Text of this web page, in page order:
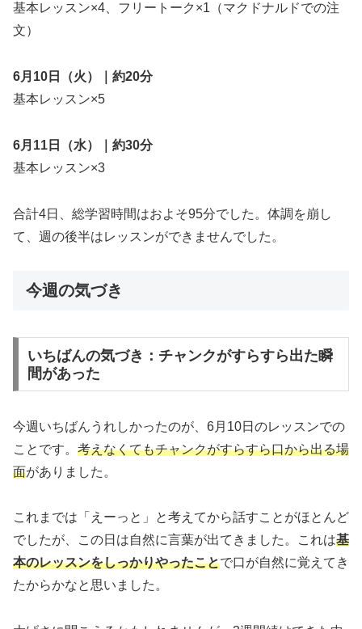
基本レッスン×4、フリートーク×1（マクドナルドでの注
文）
6月10日（火）｜約20分
基本レッスン×5
6月11日（水）｜約30分
基本レッスン×3
合計4日、総学習時間はおよそ95分でした。体調を崩し
て、週の後半はレッスンができませんでした。
今週の気づき
いちばんの気づき：チャンクがすらすら出た瞬
間があった
今週いちばんうれしかったのが、6月10日のレッスンでの
ことです。 考えなくてもチャンクがすらすら口から出る場
面がありました。
これまでは「えーっと」と考えてから話すことがほとんど
でしたが、この日は自然に言葉が出てきました。これは基
本のレッスンをしっかりやったことで口が自然に覚えてき
たからかなと思いました。